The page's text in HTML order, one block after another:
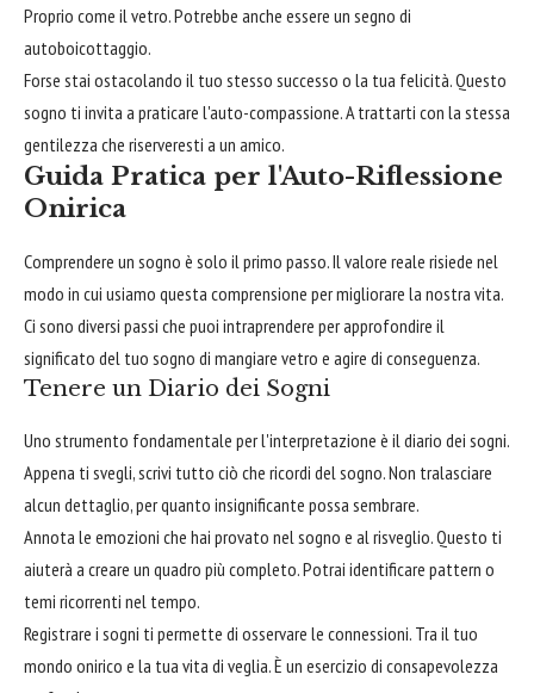
Proprio come il vetro. Potrebbe anche essere un segno di
autoboicottaggio.
Forse stai ostacolando il tuo stesso successo o la tua felicità. Questo
sogno ti invita a praticare l'auto-compassione. A trattarti con la stessa
gentilezza che riserveresti a un amico.
Guida Pratica per l'Auto-Riflessione
Onirica
Comprendere un sogno è solo il primo passo. Il valore reale risiede nel
modo in cui usiamo questa comprensione per migliorare la nostra vita.
Ci sono diversi passi che puoi intraprendere per approfondire il
significato del tuo sogno di mangiare vetro e agire di conseguenza.
Tenere un Diario dei Sogni
Uno strumento fondamentale per l'interpretazione è il diario dei sogni.
Appena ti svegli, scrivi tutto ciò che ricordi del sogno. Non tralasciare
alcun dettaglio, per quanto insignificante possa sembrare.
Annota le emozioni che hai provato nel sogno e al risveglio. Questo ti
aiuterà a creare un quadro più completo. Potrai identificare pattern o
temi ricorrenti nel tempo.
Registrare i sogni ti permette di osservare le connessioni. Tra il tuo
mondo onirico e la tua vita di veglia. È un esercizio di consapevolezza